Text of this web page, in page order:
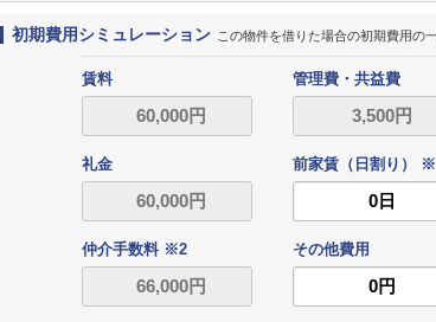
初期費用シミュレーション この物件を借りた場合の初期費用の一
賃料 管理費・共益費
礼金 前家賃（日割り）
仲介手数料 ※2
その他費用